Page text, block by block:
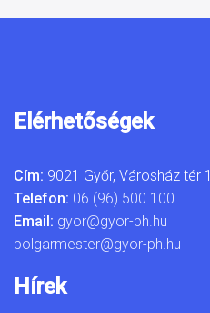
Elérhetőségek
Cím: 9021 Győr, Városház tér 1.
Telefon: 06 (96) 500 100
Email: gyor@gyor-ph.hu
polgarmester@gyor-ph.hu
Hírek